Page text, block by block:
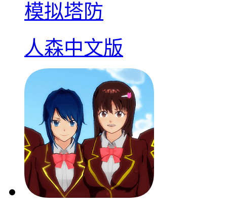
模拟塔防
人森中文版